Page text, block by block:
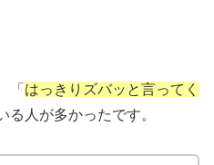
「 はっきりズバッと言ってく
る人が多かったです。